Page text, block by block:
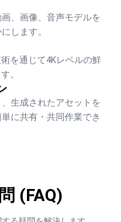
、画像、音声モデルを
します。
を通じて4Kレベルの鮮
。
生成されたアセットを
に共有・共同作業でき
(FAQ)